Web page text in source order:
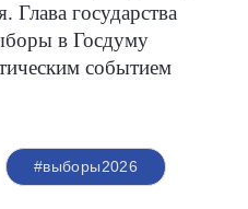
Глава государства
в Госдуму
событием
#выборы2026